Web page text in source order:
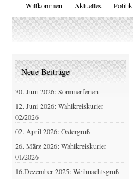
Willkommen Aktuelles Politik
Neue Beiträge
30. Juni 2026: Sommerferien
12. Juni 2026: Wahlkreiskurier
02/2026
02. April 2026: Ostergruß
26. März 2026: Wahlkreiskurier
01/2026
16.Dezember 2025: Weihnachtsgruß